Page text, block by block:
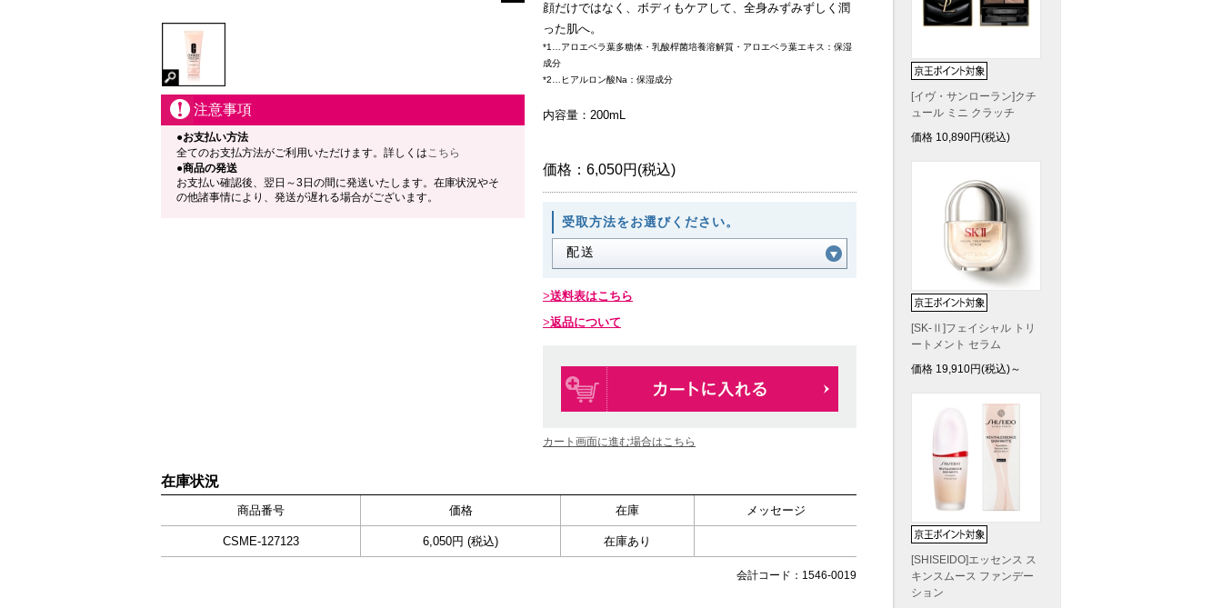
注意事項
●お支払い方法
全てのお支払方法がご利用いただけます。詳しくはこちら
●商品の発送
お支払い確認後、翌日～3日の間に発送いたします。在庫状況やそ
の他諸事情により、発送が遅れる場合がございます。
顔だけではなく、ボディもケアして、全身みずみずしく潤
った肌へ。
*1…アロエベラ葉多糖体・乳酸桿菌培養溶解質・アロエベラ葉エキス：保湿
成分
*2…ヒアルロン酸Na：保湿成分
内容量：200mL
価格： 6,050円(税込)
受取方法をお選びください。
送料表はこちら
返品について
カート画面に進む場合はこちら
在庫状況
商品番号 価格 在庫 メッセージ
CSME-127123 6,050円 (税込) 在庫あり
会計コード：1546-0019
[イヴ・サンローラン]クチ
ュール ミニ クラッチ
価格 10,890円(税込)
[SK-Ⅱ]フェイシャル トリ
ートメント セラム
価格 19,910円(税込)～
[SHISEIDO]エッセンス ス
キンスムース ファンデー
ション